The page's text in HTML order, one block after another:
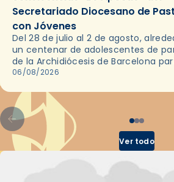
Secretariado Diocesano de
con Jóvenes
Del 28 de julio al 2 de agosto,
un centenar de adolescentes de
de la Archidiócesis de Barcelona
en las convivencias Be Apostle,
06/08/2026
Ver todo